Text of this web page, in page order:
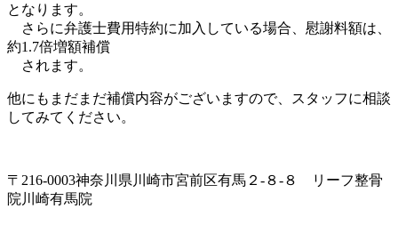
となります。
さらに弁護士費用特約に加入している場合、慰謝料額は、
約1.7倍増額補償
されます。
他にもまだまだ補償内容がございますので、スタッフに相談
してみてください。
〒216-0003神奈川県川崎市宮前区有馬２-８-８ リーフ整骨
院川崎有馬院